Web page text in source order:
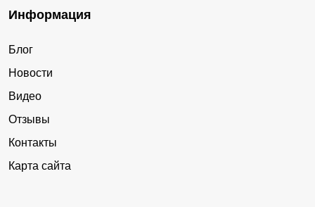
Информация
Блог
Новости
Видео
Отзывы
Контакты
Карта сайта